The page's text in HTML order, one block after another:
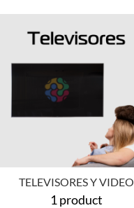
TELEVISORES Y VIDEO
1 product